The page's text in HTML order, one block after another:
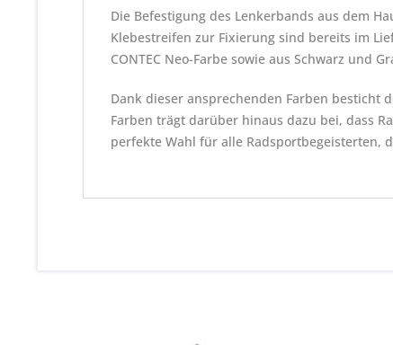
Die Befestigung des Lenkerbands aus dem
Klebestreifen zur Fixierung sind bereits im
CONTEC Neo-Farbe sowie aus Schwarz und
Dank dieser ansprechenden Farben besticht
Farben trägt darüber hinaus dazu bei, dass
perfekte Wahl für alle Radsportbegeisterten,